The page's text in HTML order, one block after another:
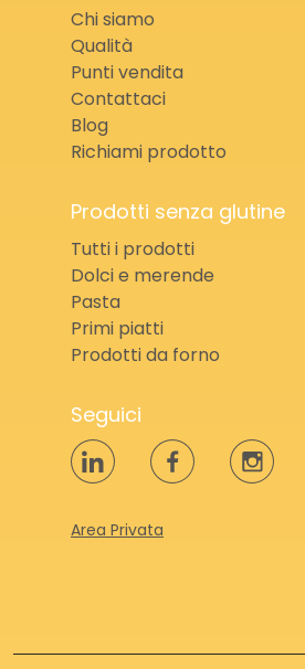
Chi siamo
Qualità
Punti vendita
Contattaci
Blog
Richiami prodotto
Prodotti senza glutine
Tutti i prodotti
Dolci e merende
Pasta
Primi piatti
Prodotti da forno
Seguici
Area Privata